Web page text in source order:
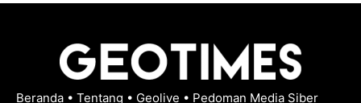
Beranda • Tentang • Geolive • Pedoman Media Siber